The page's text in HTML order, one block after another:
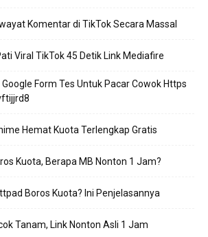
Komentar di TikTok Secara Massal
Viral TikTok 45 Detik Link Mediafire
Google Form Tes Untuk Pacar Cowok Https
Hemat Kuota Terlengkap Gratis
Kuota, Berapa MB Nonton 1 Jam?
Boros Kuota? Ini Penjelasannya
Tanam, Link Nonton Asli 1 Jam